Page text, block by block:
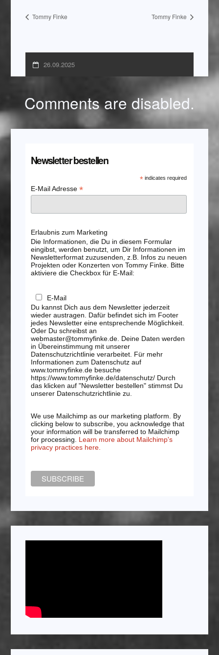
Tommy Finke Tommy Finke
26.09.2025
Comments are disabled.
Newsletter bestellen
* indicates required
E-Mail Adresse *
Erlaubnis zum Marketing
Die Informationen, die Du in diesem Formular
eingibst, werden benutzt, um Dir Informationen im
Newsletterformat zuzusenden, z.B. Infos zu neuen
Projekten oder Konzerten von Tommy Finke. Bitte
aktiviere die Checkbox für E-Mail:
E-Mail
Du kannst Dich aus dem Newsletter jederzeit
wieder austragen. Dafür befindet sich im Footer
jedes Newsletter eine entsprechende Möglichkeit.
Oder Du schreibst an
webmaster@tommyfinke.de. Deine Daten werden
in Übereinstimmung mit unserer
Datenschutzrichtlinie verarbeitet. Für mehr
Informationen zum Datenschutz auf
www.tommyfinke.de besuche
https://www.tommyfinke.de/datenschutz/ Durch
das klicken auf "Newsletter bestellen" stimmst Du
unserer Datenschutzrichtlinie zu.
We use Mailchimp as our marketing platform. By
clicking below to subscribe, you acknowledge that
your information will be transferred to Mailchimp
for processing. Learn more about Mailchimp's
privacy practices here.